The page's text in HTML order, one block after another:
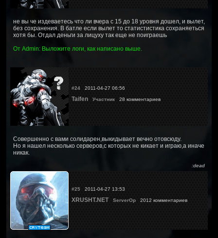
не вы че издеваетесь что ли вчера с 15 до 18 уровня дошел, и вылет,
без сохранения. В батле если вылет то статистистика сохраняеться
хотя бы. Отдал деньги за лицуху так еще не поиграешь
От Admin: Выложите логи, как написано выше.
#24 2011-04-27 06:56
Taifen Участник 28 комментариев
Совершенно с вами солидарен,выкидывает вечно отовсюду.
Но я нашел несколько серверов,с которых не кикает и играю,а иначе
никак.
:dead
#25 2011-04-27 13:53
XRUSHT.NET ServerOp 2012 комментариев